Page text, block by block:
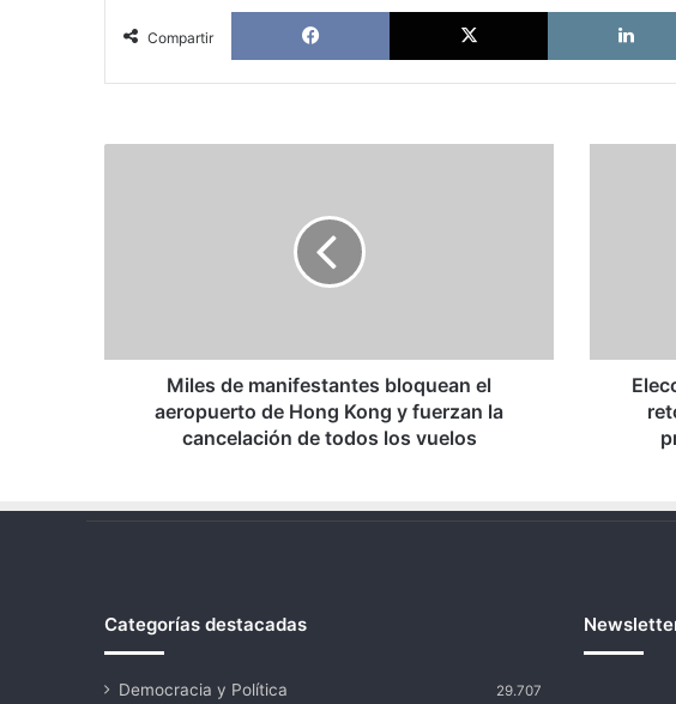
Compartir
Facebook X
Kong
fuerzan
todos
Miles de manifestantes bloquean el
aeropuerto de Hong Kong y fuerzan la
cancelación de todos los vuelos
Alejandro
Giammattei
Guatemala
Categorías destacadas
Democracia y Política 29.707